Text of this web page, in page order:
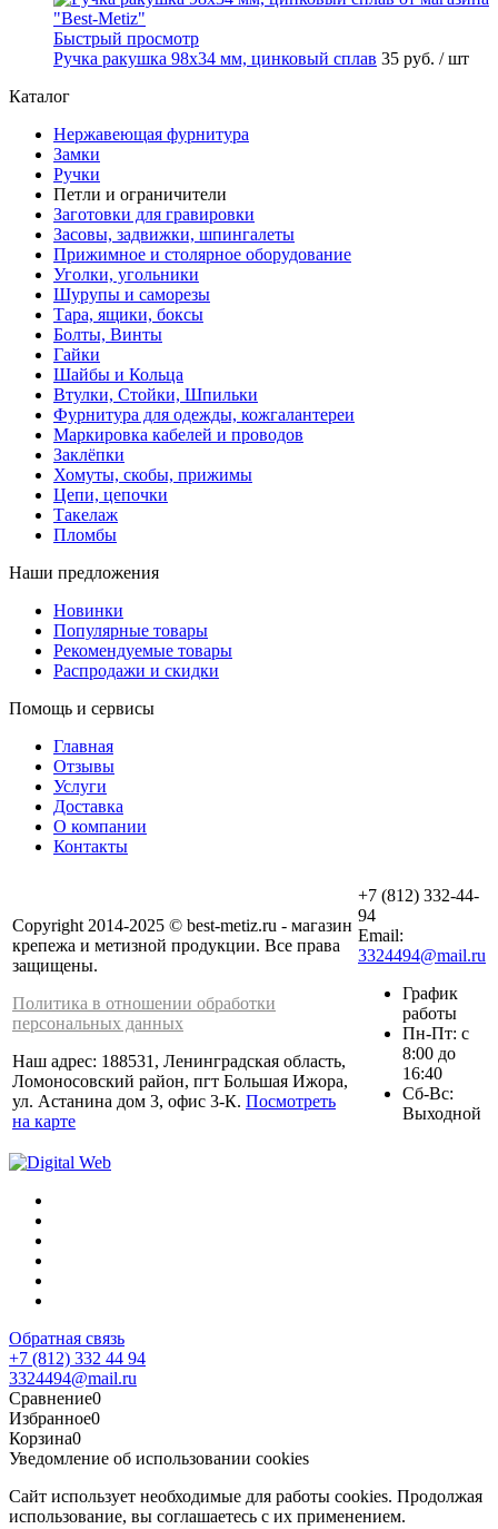
Быстрый просмотр
Ручка ракушка 98x34 мм, цинковый сплав 35 руб. / шт
Каталог
Нержавеющая фурнитура
Замки
Ручки
Петли и ограничители
Заготовки для гравировки
Засовы, задвижки, шпингалеты
Прижимное и столярное оборудование
Уголки, угольники
Шурупы и саморезы
Тара, ящики, боксы
Болты, Винты
Гайки
Шайбы и Кольца
Втулки, Стойки, Шпильки
Фурнитура для одежды, кожгалантереи
Маркировка кабелей и проводов
Заклёпки
Хомуты, скобы, прижимы
Цепи, цепочки
Такелаж
Пломбы
Наши предложения
Новинки
Популярные товары
Рекомендуемые товары
Распродажи и скидки
Помощь и сервисы
Главная
Отзывы
Услуги
Доставка
О компании
Контакты
Copyright 2014-2025 © best-metiz.ru - магазин
крепежа и метизной продукции. Все права
защищены.
Политика в отношении обработки
персональных данных
Наш адрес: 188531, Ленинградская область,
Ломоносовский район, пгт Большая Ижора,
ул. Астанина дом 3, офис 3-К. Посмотреть
на карте
+7 (812) 332-44-
94
Email:
3324494@mail.ru
График
работы
Пн-Пт: с
8:00 до
16:40
Сб-Вс:
Выходной
Обратная связь
+7 (812) 332 44 94
3324494@mail.ru
Сравнение0
Избранное0
Корзина0
Уведомление об использовании cookies
Сайт использует необходимые для работы cookies. Продолжая
использование, вы соглашаетесь с их применением.